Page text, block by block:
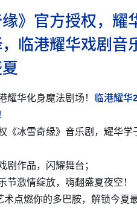
缘》官方授权，耀
临港耀华戏剧音
耀华化身魔法剧场！ 临港耀华
《冰雪奇缘》音乐剧，耀华学
剧作品，闪耀舞台；
节激情绽放，嗨翻盛夏夜空！
术点燃你的多巴胺，解锁今夏